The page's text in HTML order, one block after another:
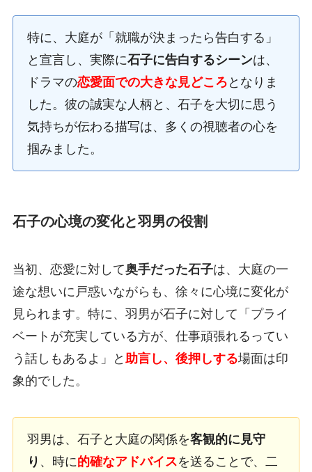
特に、大庭が「就職が決まったら告白する」
と宣言し、実際に石子に告白するシーンは、
ドラマの恋愛面での大きな見どころ となりま
した。彼の誠実な人柄と、石子を大切に思う
気持ちが伝わる描写は、多くの視聴者の心を
掴みました。
石子の心境の変化と羽男の役割
当初、恋愛に対して奥手だった石子は、大庭の一
途な想いに戸惑いながらも、徐々に心境に変化が
見られます。特に、羽男が石子に対して「プライ
ベートが充実している方が、仕事頑張れるってい
う話しもあるよ」と 助言し、後押しする場面は印
象的でした。
羽男は、石子と大庭の関係を客観的に見守
り 、時に的確なアドバイスを送ることで、二